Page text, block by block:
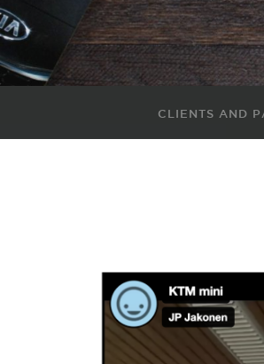
CLIENTS AND